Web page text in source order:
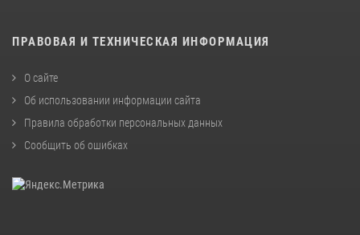
ПРАВОВАЯ И ТЕХНИЧЕСКАЯ ИНФОРМАЦИЯ
О сайте
Об использовании информации сайта
Правила обработки персональных данных
Сообщить об ошибках